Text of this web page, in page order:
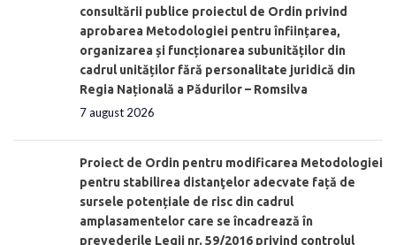
consultării publice proiectul de Ordin privind
aprobarea Metodologiei pentru înființarea,
organizarea și funcționarea subunităților din
cadrul unităților fără personalitate juridică din
Regia Națională a Pădurilor – Romsilva
7 august 2026
Proiect de Ordin pentru modificarea Metodologiei
pentru stabilirea distanţelor adecvate față de
sursele potențiale de risc din cadrul
amplasamentelor care se încadrează în
prevederile Legii nr. 59/2016 privind controlul